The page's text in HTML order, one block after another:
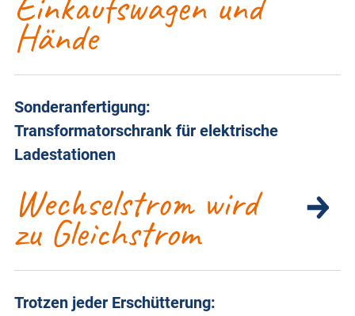
Hände
Sonderanfertigung:
Transformatorschrank für elektrische
Ladestationen
Wechselstrom wird
zu Gleichstrom
Trotzen jeder Erschütterung: